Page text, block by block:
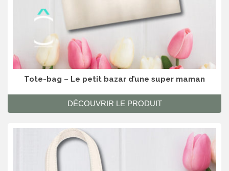
Tote-bag – Le petit bazar d’une super maman
DÉCOUVRIR LE PRODUIT